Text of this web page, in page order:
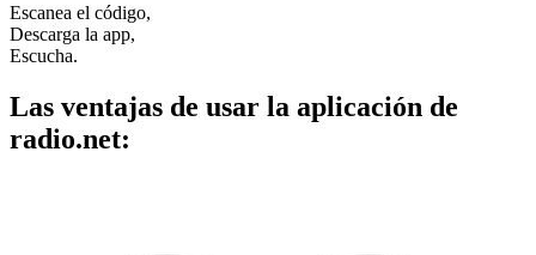
Escanea el código,
Descarga la app,
Escucha.
Las ventajas de usar la aplicación de
radio.net: